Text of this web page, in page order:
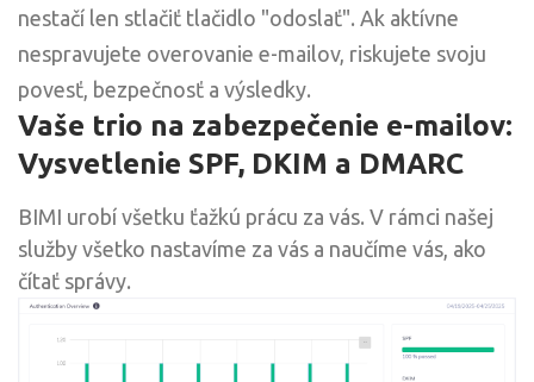
nestačí len stlačiť tlačidlo "odoslať". Ak aktívne
nespravujete overovanie e-mailov, riskujete svoju
povesť, bezpečnosť a výsledky.
Vaše trio na zabezpečenie e-mailov:
Vysvetlenie SPF, DKIM a DMARC
BIMI urobí všetku ťažkú prácu za vás. V rámci našej
služby všetko nastavíme za vás a naučíme vás, ako
čítať správy.